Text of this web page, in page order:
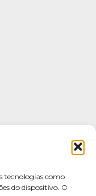
tecnologias como
do dispositivo. O